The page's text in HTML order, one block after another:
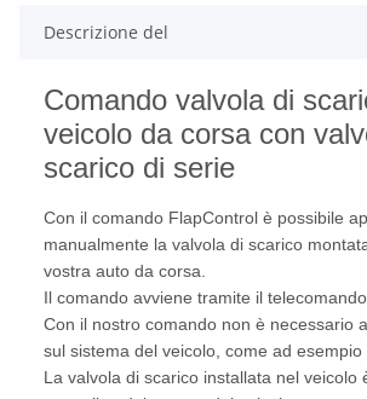
Descrizione del
Comando valvola di
veicolo da corsa con
scarico di serie
Con il comando FlapControl è possibile
manualmente la valvola di scarico
vostra auto da corsa.
Il comando avviene tramite il
Con il nostro comando non è necessario
sul sistema del veicolo, come ad esempio
La valvola di scarico installata nel veicolo